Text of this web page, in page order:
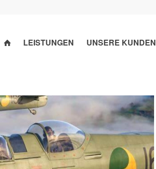
LEISTUNGEN UNSERE KUNDEN